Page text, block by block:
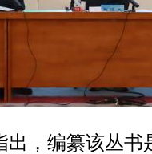
，编纂该丛书